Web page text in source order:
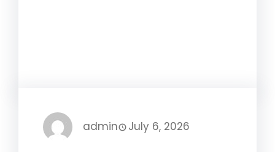
admin July 6, 2026